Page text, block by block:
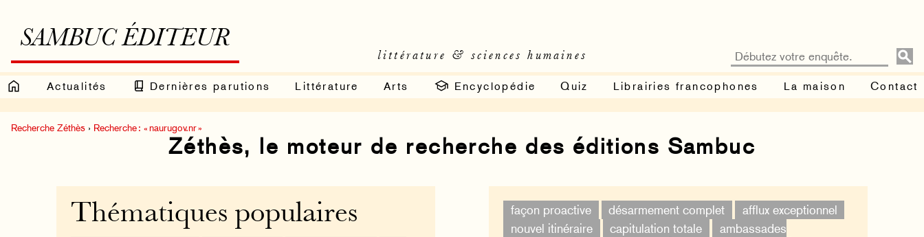
SAMBUC ÉDITEUR
littérature & sciences humaines
Actualités Dernières parutions Littérature Arts Encyclopédie Quiz Librairies francophones La maison Contact
Recherche Zéthès › Recherche : « naurugov.nr »
Zéthès, le moteur de recherche des éditions Sambuc
façon proactive désarmement complet
afflux exceptionnel
nouvel itinéraire
capitulation totale
ambassades
Thématiques populaires